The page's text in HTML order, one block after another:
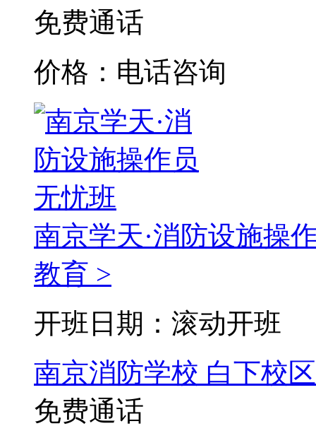
免费通话
价格：电话咨询
南京学天·消防设施操
教育 >
开班日期：滚动开班
南京消防学校 白下校区
免费通话